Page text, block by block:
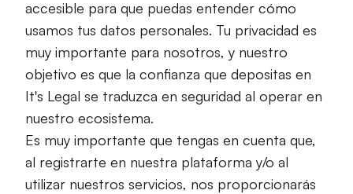
accesible para que puedas entender cómo
usamos tus datos personales. Tu privacidad es
muy importante para nosotros, y nuestro
objetivo es que la confianza que depositas en
It's Legal se traduzca en seguridad al operar en
nuestro ecosistema.
Es muy importante que tengas en cuenta que,
al registrarte en nuestra plataforma y/o al
utilizar nuestros servicios, nos proporcionarás